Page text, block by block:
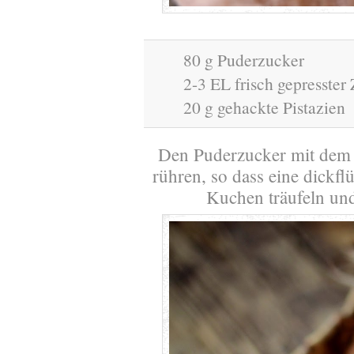
80 g Puderzucker
2-3 EL frisch gepresster
20 g gehackte Pistazien
Den Puderzucker mit
rühren, so dass eine
Kuchen träufeln